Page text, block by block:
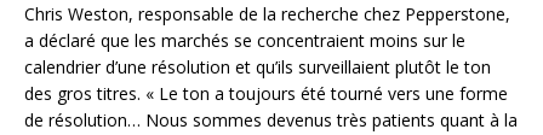
Chris Weston, responsable de la recherche chez Pepperstone,
a déclaré que les marchés se concentraient moins sur le
calendrier d’une résolution et qu’ils surveillaient plutôt le ton
des gros titres. « Le ton a toujours été tourné vers une forme
de résolution… Nous sommes devenus très patients quant à la